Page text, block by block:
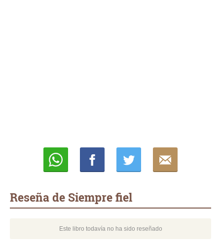
Reseña de Siempre fiel
Este libro todavía no ha sido reseñado